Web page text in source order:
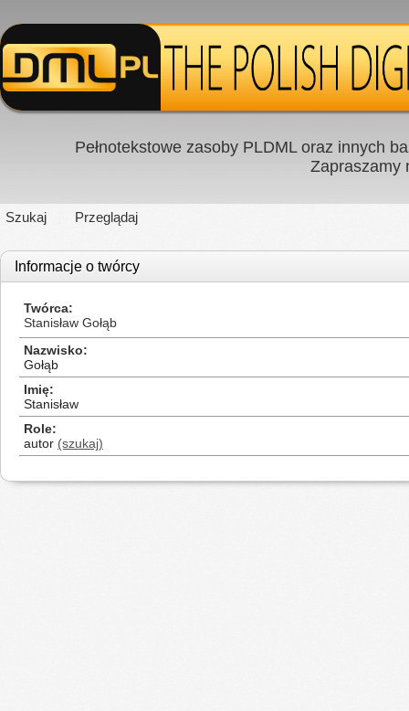
Pełnotekstowe zasoby PLDML oraz innych
Zapraszamy
Szukaj Przeglądaj
Informacje o twórcy
Twórca
Stanisław Gołąb
Nazwisko
Gołąb
Imię
Stanisław
Role
autor (szukaj)